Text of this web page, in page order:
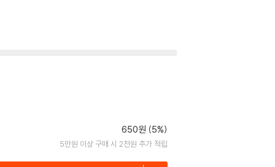
650원 (5%)
5만원 이상 구매 시 2천원 추가 적립